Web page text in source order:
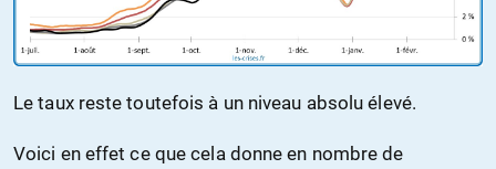
Le taux reste toutefois à un niveau absolu élevé.
Voici en effet ce que cela donne en nombre de